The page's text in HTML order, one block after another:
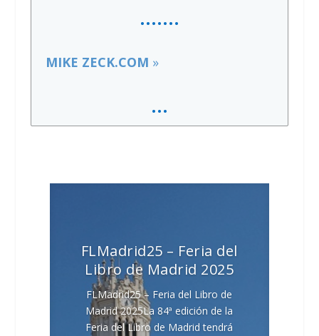
…….
MIKE ZECK.COM »
…
FLMadrid25 – Feria del
Libro de Madrid 2025
FLMadrid25 – Feria del Libro de
Madrid 2025La 84ª edición de la
Feria del Libro de Madrid tendrá